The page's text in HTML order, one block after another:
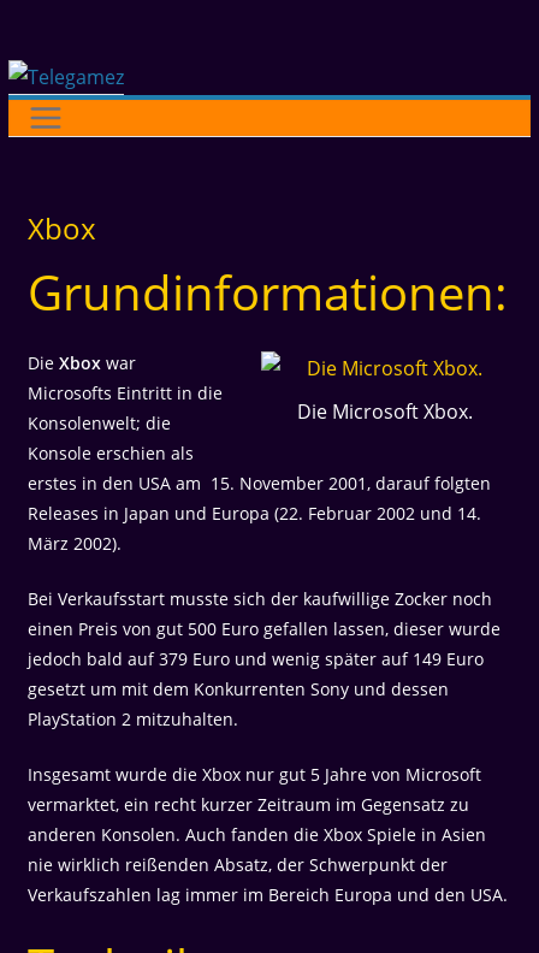
Inhalt
springen
Xbox
Grundinformationen:
Die Microsoft Xbox.
Die Xboxwar
Microsofts Eintritt in die
Konsolenwelt; die
Konsole erschien als
erstes in den USA am 15. November 2001, darauf folgten
Releases in Japan und Europa (22. Februar 2002 und 14.
März 2002).
Bei Verkaufsstart musste sich der kaufwillige Zocker noch
einen Preis von gut 500 Euro gefallen lassen, dieser wurde
jedoch bald auf 379 Euro und wenig später auf 149 Euro
gesetzt um mit dem Konkurrenten Sony und dessen
PlayStation 2 mitzuhalten.
Insgesamt wurde die Xbox nur gut 5 Jahre von Microsoft
vermarktet, ein recht kurzer Zeitraum im Gegensatz zu
anderen Konsolen. Auch fanden die Xbox Spiele in Asien
nie wirklich reißenden Absatz, der Schwerpunkt der
Verkaufszahlen lag immer im Bereich Europa und den USA.